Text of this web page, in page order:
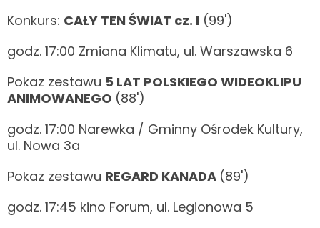
Konkurs: CAŁY TEN ŚWIAT cz. I (99')
godz. 17:00 Zmiana Klimatu, ul. Warszawska 6
Pokaz zestawu 5 LAT POLSKIEGO WIDEOKLIPU
ANIMOWANEGO (88')
godz. 17:00 Narewka / Gminny Ośrodek Kultury,
ul. Nowa 3a
Pokaz zestawu REGARD KANADA (89')
godz. 17:45 kino Forum, ul. Legionowa 5